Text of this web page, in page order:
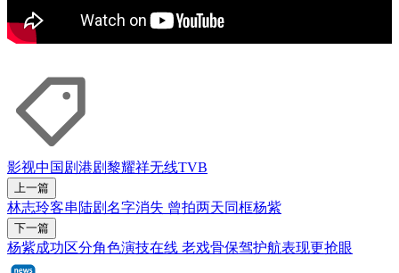
影视中国剧港剧黎耀祥无线TVB
上一篇
林志玲客串陆剧名字消失 曾拍两天同框杨紫
下一篇
杨紫成功区分角色演技在线 老戏骨保驾护航表现更抢眼